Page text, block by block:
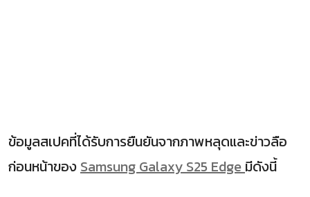
ข้อมูลสเปคที่ได้รับการยืนยันจากภาพหลุดและข่าวลือ
ก่อนหน้าของ Samsung Galaxy S25 Edge มีดังนี้